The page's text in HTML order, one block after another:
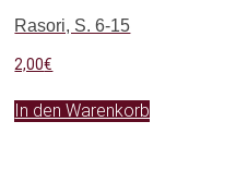
Rasori, S. 6-15
2,00€
In den Warenkorb